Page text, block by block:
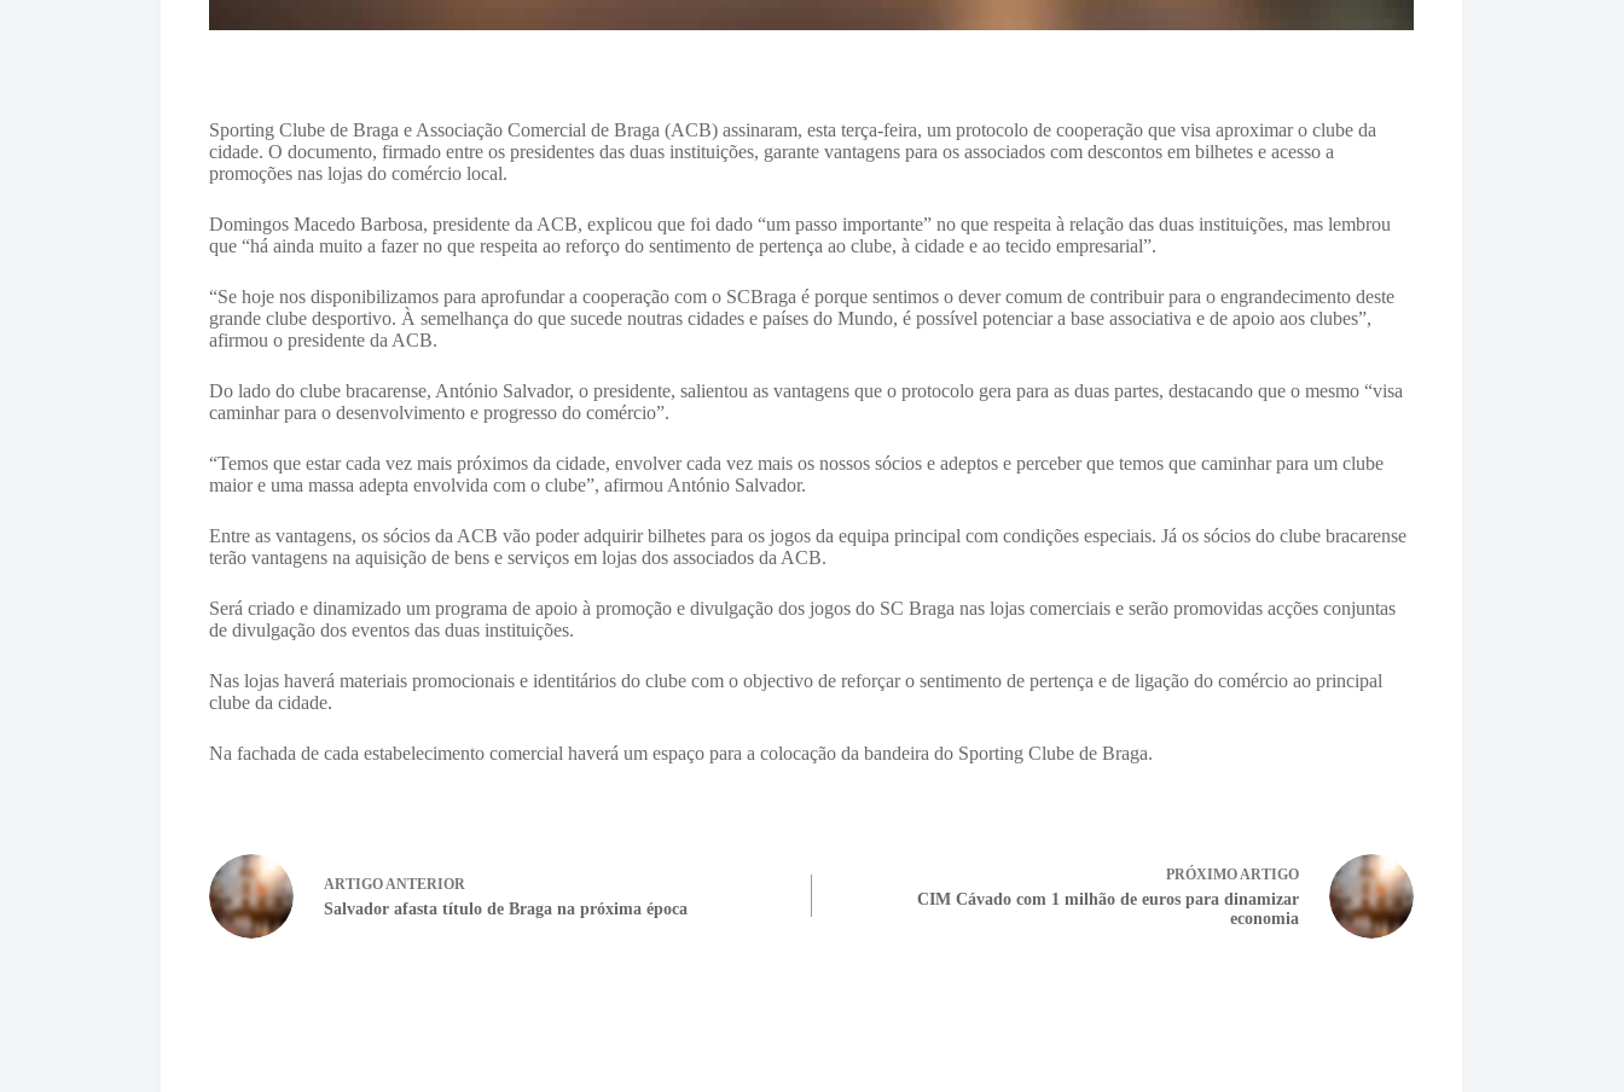
Sporting Clube de Braga e Associação Comercial de Braga (ACB) assinaram, esta terça-feira, um protocolo de cooperação que visa aproximar o clube da
cidade. O documento, firmado entre os presidentes das duas instituições, garante vantagens para os associados com descontos em bilhetes e acesso a
promoções nas lojas do comércio local.
Domingos Macedo Barbosa, presidente da ACB, explicou que foi dado “um passo importante” no que respeita à relação das duas instituições, mas lembrou
que “há ainda muito a fazer no que respeita ao reforço do sentimento de pertença ao clube, à cidade e ao tecido empresarial”.
“Se hoje nos disponibilizamos para aprofundar a cooperação com o SCBraga é porque sentimos o dever comum de contribuir para o engrandecimento deste
grande clube desportivo. À semelhança do que sucede noutras cidades e países do Mundo, é possível potenciar a base associativa e de apoio aos clubes”,
afirmou o presidente da ACB.
Do lado do clube bracarense, António Salvador, o presidente, salientou as vantagens que o protocolo gera para as duas partes, destacando que o mesmo “visa
caminhar para o desenvolvimento e progresso do comércio”.
“Temos que estar cada vez mais próximos da cidade, envolver cada vez mais os nossos sócios e adeptos e perceber que temos que caminhar para um clube
maior e uma massa adepta envolvida com o clube”, afirmou António Salvador.
Entre as vantagens, os sócios da ACB vão poder adquirir bilhetes para os jogos da equipa principal com condições especiais. Já os sócios do clube bracarense
terão vantagens na aquisição de bens e serviços em lojas dos associados da ACB.
Será criado e dinamizado um programa de apoio à promoção e divulgação dos jogos do SC Braga nas lojas comerciais e serão promovidas acções conjuntas
de divulgação dos eventos das duas instituições.
Nas lojas haverá materiais promocionais e identitários do clube com o objectivo de reforçar o sentimento de pertença e de ligação do comércio ao principal
clube da cidade.
Na fachada de cada estabelecimento comercial haverá um espaço para a colocação da bandeira do Sporting Clube de Braga.
ARTIGOANTERIOR
Salvador afasta título de Braga na próxima época
PRÓXIMOARTIGO
CIM Cávado com 1 milhão de euros para dinamizar
economia